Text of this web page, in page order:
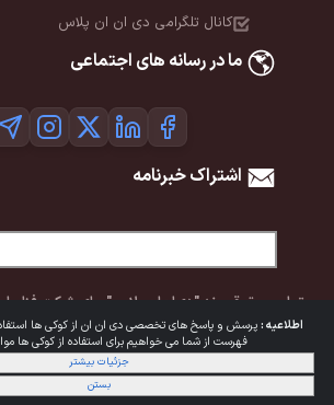
اطلاعیه :پرسش و پاسخ های تخصصی دی ان ان از کوکی ها
فهرست از شما می خواهیم برای استفاده از کوکی ها
جزئیات بیشتر
بستن
کانال تلگرامی دی ان ان پلاس
ما در رسانه های اجتماعی
اشتراک خبرنامه
تمامی حقوق برند "دی‌ان‌ان پلاس" برای شرکت فناوران
محفوظ است. © 1392-1405
شرایط استفاده|حریم خصوصی